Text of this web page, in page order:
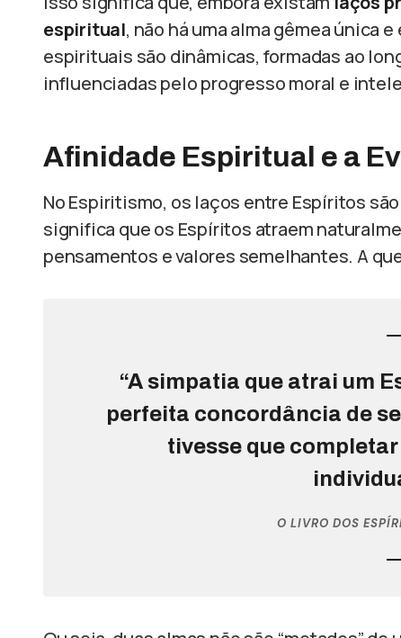
espiritual, não há uma alma gêmea única
espirituais são dinâmicas, formadas ao
influenciadas pelo progresso moral e
Afinidade Espiritual e a
No Espiritismo, os laços entre Espíritos
significa que os Espíritos atraem
pensamentos e valores semelhantes. A
“A simpatia que atrai um
perfeita concordância de
tivesse que
O LIVRO DOS